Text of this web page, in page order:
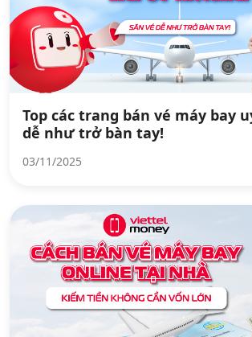
Top các trang bán vé máy bay
dễ như trở bàn tay!
03/11/2025